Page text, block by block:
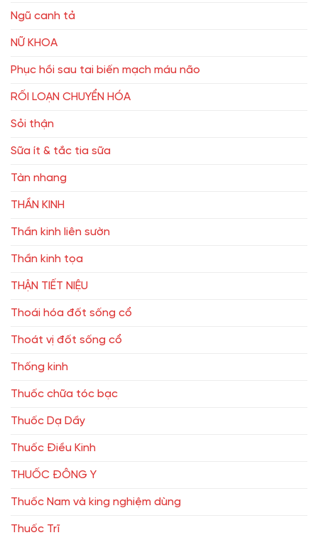
Ngũ canh tả
NỮ KHOA
Phục hồi sau tai biến mạch máu não
RỐI LOẠN CHUYỂN HÓA
Sỏi thận
Sữa ít & tắc tia sữa
Tàn nhang
THẦN KINH
Thần kinh liên sườn
Thần kinh tọa
THẬN TIẾT NIỆU
Thoái hóa đốt sống cổ
Thoát vị đốt sống cổ
Thống kinh
Thuốc chữa tóc bạc
Thuốc Dạ Dầy
Thuốc Điều Kinh
THUỐC ĐÔNG Y
Thuốc Nam và king nghiệm dùng
Thuốc Trĩ